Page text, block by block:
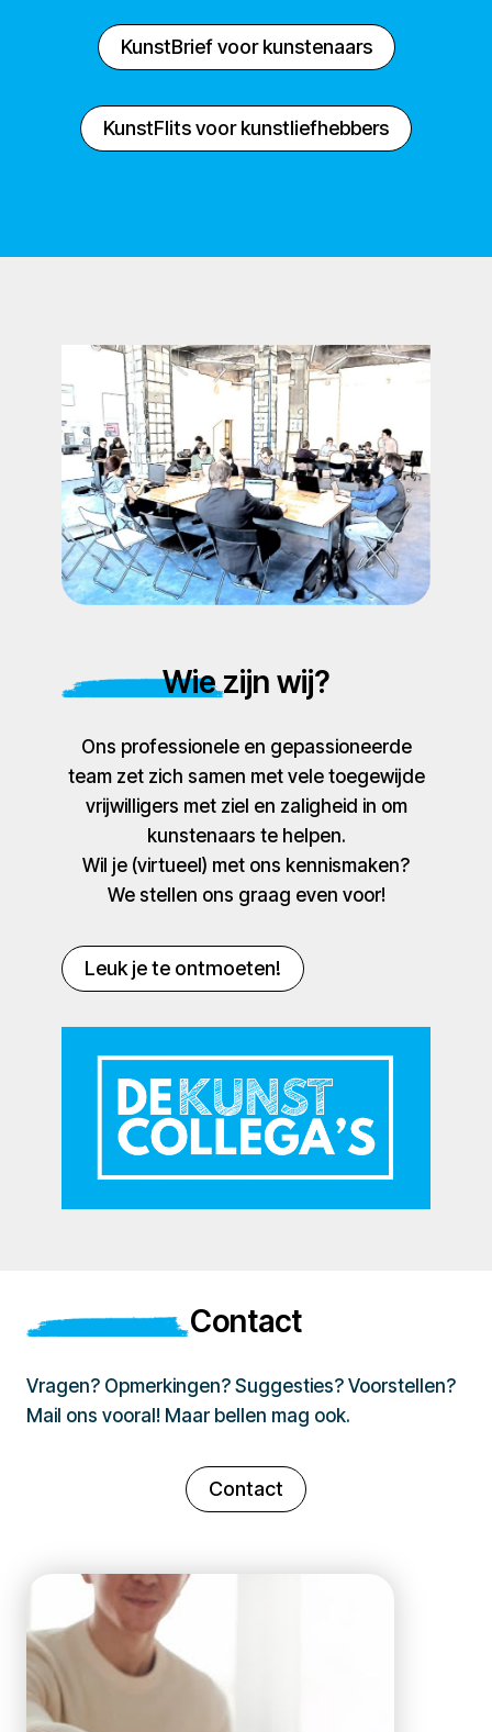
KunstBrief voor kunstenaars
KunstFlits voor kunstliefhebbers
Wie zijn wij?
Ons professionele en gepassioneerde
team zet zich samen met vele toegewijde
vrijwilligers met ziel en zaligheid in om
kunstenaars te helpen.
Wil je (virtueel) met ons kennismaken?
We stellen ons graag even voor!
Leuk je te ontmoeten!
Contact
Vragen? Opmerkingen? Suggesties? Voorstellen?
Mail ons vooral! Maar bellen mag ook.
Contact